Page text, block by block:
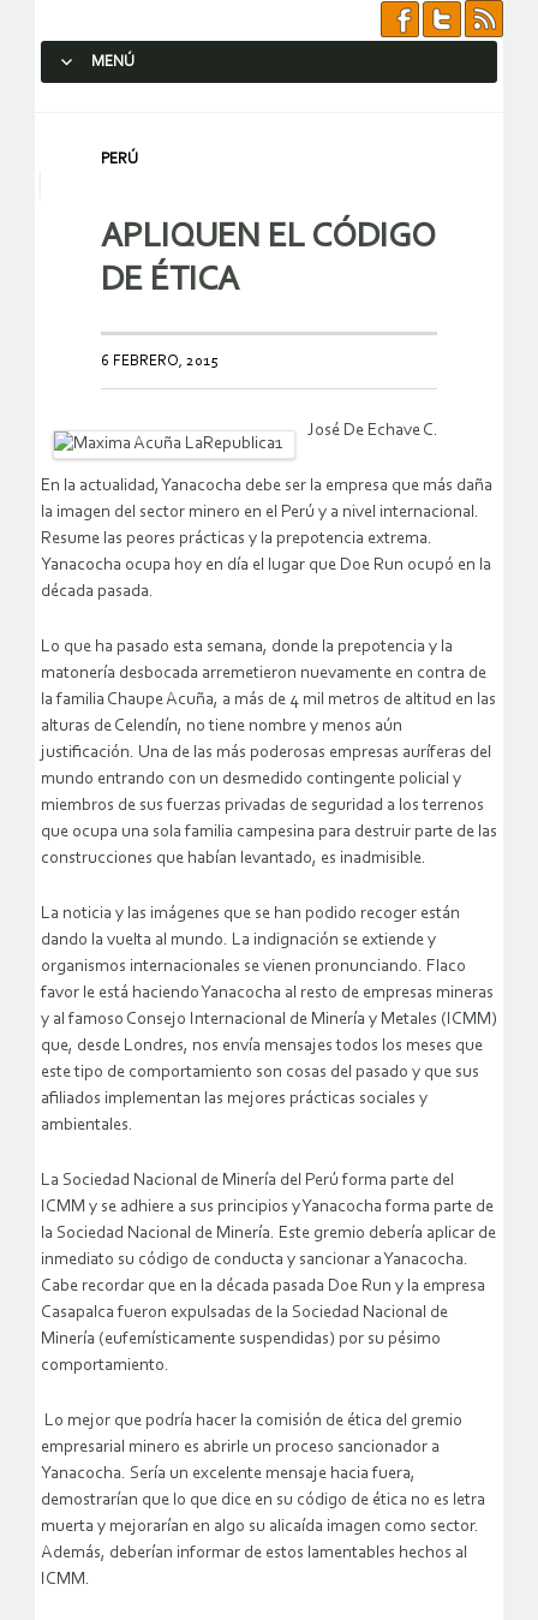
MENÚ
PERÚ
APLIQUEN EL CÓDIGO
DE ÉTICA
6 FEBRERO, 2015
José De Echave C.
En la actualidad, Yanacocha debe ser la empresa que más daña
la imagen del sector minero en el Perú y a nivel internacional.
Resume las peores prácticas y la prepotencia extrema.
Yanacocha ocupa hoy en día el lugar que Doe Run ocupó en la
década pasada.
Lo que ha pasado esta semana, donde la prepotencia y la
matonería desbocada arremetieron nuevamente en contra de
la familia Chaupe Acuña, a más de 4 mil metros de altitud en las
alturas de Celendín, no tiene nombre y menos aún
justificación. Una de las más poderosas empresas auríferas del
mundo entrando con un desmedido contingente policial y
miembros de sus fuerzas privadas de seguridad a los terrenos
que ocupa una sola familia campesina para destruir parte de las
construcciones que habían levantado, es inadmisible.
La noticia y las imágenes que se han podido recoger están
dando la vuelta al mundo. La indignación se extiende y
organismos internacionales se vienen pronunciando. Flaco
favor le está haciendo Yanacocha al resto de empresas mineras
y al famoso Consejo Internacional de Minería y Metales (ICMM)
que, desde Londres, nos envía mensajes todos los meses que
este tipo de comportamiento son cosas del pasado y que sus
afiliados implementan las mejores prácticas sociales y
ambientales.
La Sociedad Nacional de Minería del Perú forma parte del
ICMM y se adhiere a sus principios y Yanacocha forma parte de
la Sociedad Nacional de Minería. Este gremio debería aplicar de
inmediato su código de conducta y sancionar a Yanacocha.
Cabe recordar que en la década pasada Doe Run y la empresa
Casapalca fueron expulsadas de la Sociedad Nacional de
Minería (eufemísticamente suspendidas) por su pésimo
comportamiento.
Lo mejor que podría hacer la comisión de ética del gremio
empresarial minero es abrirle un proceso sancionador a
Yanacocha. Sería un excelente mensaje hacia fuera,
demostrarían que lo que dice en su código de ética no es letra
muerta y mejorarían en algo su alicaída imagen como sector.
Además, deberían informar de estos lamentables hechos al
ICMM.